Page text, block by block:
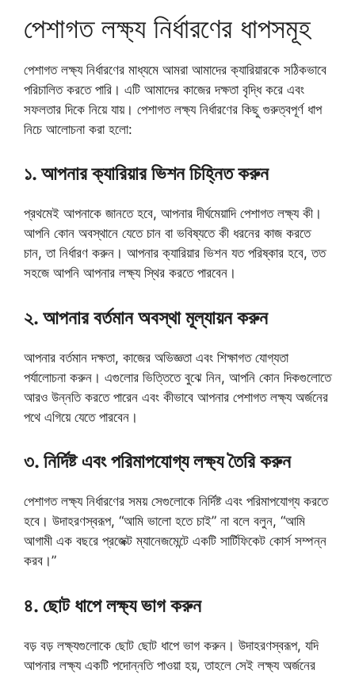
পেশাগত লক্ষ্য নির্ধারণের ধাপসমূহ
পেশাগত লক্ষ্য নির্ধারণের মাধ্যমে আমরা আমাদের ক্যারিয়ারকে সঠিকভাবে
পরিচালিত করতে পারি। এটি আমাদের কাজের দক্ষতা বৃদ্ধি করে এবং
সফলতার দিকে নিয়ে যায়। পেশাগত লক্ষ্য নির্ধারণের কিছু গুরুত্বপূর্ণ ধাপ
নিচে আলোচনা করা হলো:
১. আপনার ক্যারিয়ার ভিশন চিহ্নিত করুন
প্রথমেই আপনাকে জানতে হবে, আপনার দীর্ঘমেয়াদি পেশাগত লক্ষ্য কী।
আপনি কোন অবস্থানে যেতে চান বা ভবিষ্যতে কী ধরনের কাজ করতে
চান, তা নির্ধারণ করুন। আপনার ক্যারিয়ার ভিশন যত পরিষ্কার হবে, তত
সহজে আপনি আপনার লক্ষ্য স্থির করতে পারবেন।
২. আপনার বর্তমান অবস্থা মূল্যায়ন করুন
আপনার বর্তমান দক্ষতা, কাজের অভিজ্ঞতা এবং শিক্ষাগত যোগ্যতা
পর্যালোচনা করুন। এগুলোর ভিত্তিতে বুঝে নিন, আপনি কোন দিকগুলোতে
আরও উন্নতি করতে পারেন এবং কীভাবে আপনার পেশাগত লক্ষ্য অর্জনের
পথে এগিয়ে যেতে পারবেন।
৩. নির্দিষ্ট এবং পরিমাপযোগ্য লক্ষ্য তৈরি করুন
পেশাগত লক্ষ্য নির্ধারণের সময় সেগুলোকে নির্দিষ্ট এবং পরিমাপযোগ্য করতে
হবে। উদাহরণস্বরূপ, “আমি ভালো হতে চাই” না বলে বলুন, “আমি
আগামী এক বছরে প্রজেক্ট ম্যানেজমেন্টে একটি সার্টিফিকেট কোর্স সম্পন্ন
করব।”
৪. ছোট ধাপে লক্ষ্য ভাগ করুন
বড় বড় লক্ষ্যগুলোকে ছোট ছোট ধাপে ভাগ করুন। উদাহরণস্বরূপ, যদি
আপনার লক্ষ্য একটি পদোন্নতি পাওয়া হয়, তাহলে সেই লক্ষ্য অর্জনের